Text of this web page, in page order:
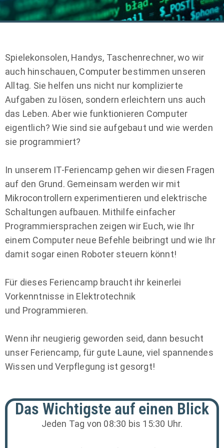
Spielekonsolen, Handys, Taschenrechner, wo wir
auch hinschauen, Computer bestimmen unseren
Alltag. Sie helfen uns nicht nur komplizierte
Aufgaben zu lösen, sondern erleichtern uns auch
das Leben. Aber wie funktionieren Computer
eigentlich? Wie sind sie aufgebaut und wie werden
sie programmiert?
In unserem IT-Feriencamp gehen wir diesen Fragen
auf den Grund. Gemeinsam werden wir mit
Mikrocontrollern experimentieren und elektrische
Schaltungen aufbauen. Mithilfe einfacher
Programmiersprachen zeigen wir Euch, wie Ihr
einem Computer neue Befehle beibringt und wie Ihr
damit sogar einen Roboter steuern könnt!
Für dieses Feriencamp braucht ihr keinerlei
Vorkenntnisse in Elektrotechnik
und Programmieren.
Wenn ihr neugierig geworden seid, dann besucht
unser Feriencamp, für gute Laune, viel spannendes
Wissen und Verpflegung ist gesorgt!
Das Wichtigste auf einen Blick
Jeden Tag von 08:30 bis 15:30 Uhr.